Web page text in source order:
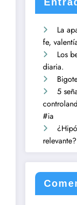
La
fe,
Los
diaria.
5
#ia
relevante?